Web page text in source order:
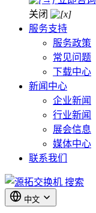
关闭
服务支持
服务政策
常见问题
下载中心
新闻中心
企业新闻
行业新闻
展会信息
媒体中心
联系我们
搜索
中文